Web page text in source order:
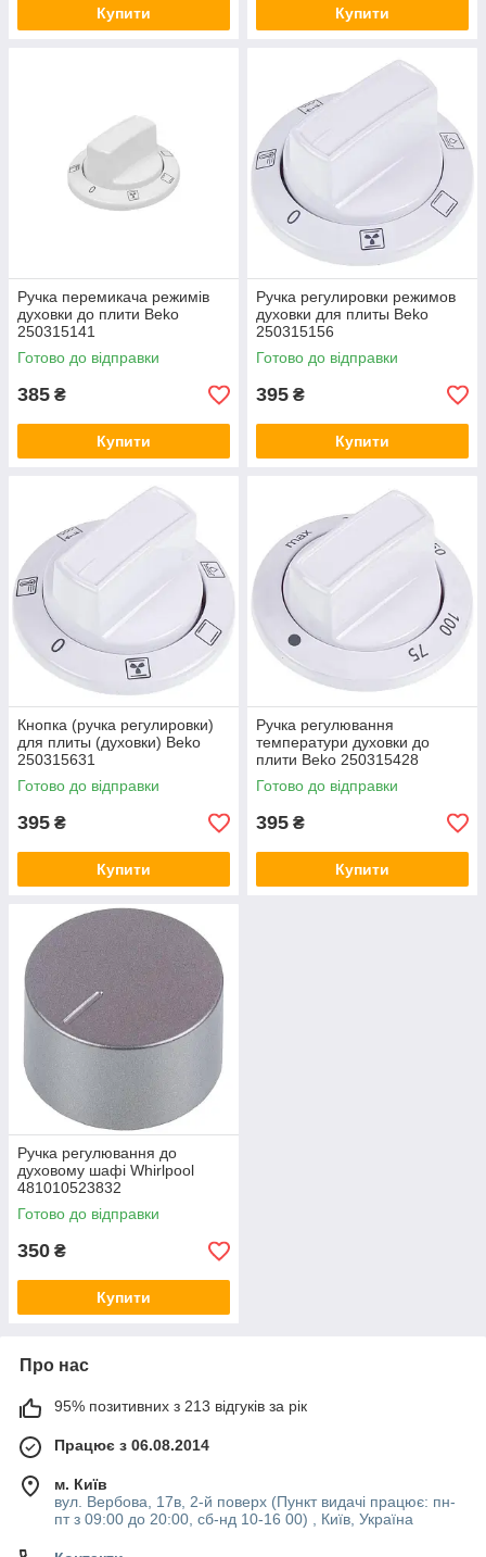
Купити Купити
Ручка перемикача режимів
духовки до плити Beko
250315141
Готово до відправки
385 ₴
Купити
Ручка регулировки режимов
духовки для плиты Beko
250315156
Готово до відправки
395 ₴
Купити
Кнопка (ручка регулировки)
для плиты (духовки) Beko
250315631
Готово до відправки
395 ₴
Купити
Ручка регулювання
температури духовки до
плити Beko 250315428
Готово до відправки
395 ₴
Купити
Ручка регулювання до
духовому шафі Whirlpool
481010523832
Готово до відправки
350 ₴
Купити
Про нас
95% позитивних з 213 відгуків за рік
Працює з 06.08.2014
м. Київ
вул. Вербова, 17в, 2-й поверх (Пункт видачі працює: пн-
пт з 09:00 до 20:00, сб-нд 10-16 00) , Київ, Україна